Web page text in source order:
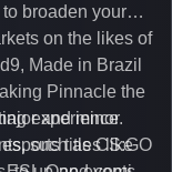
broaden your
on the likes of
Made in Brazil
Pinnacle the
experience.
such as CS:GO
and minor
titles like